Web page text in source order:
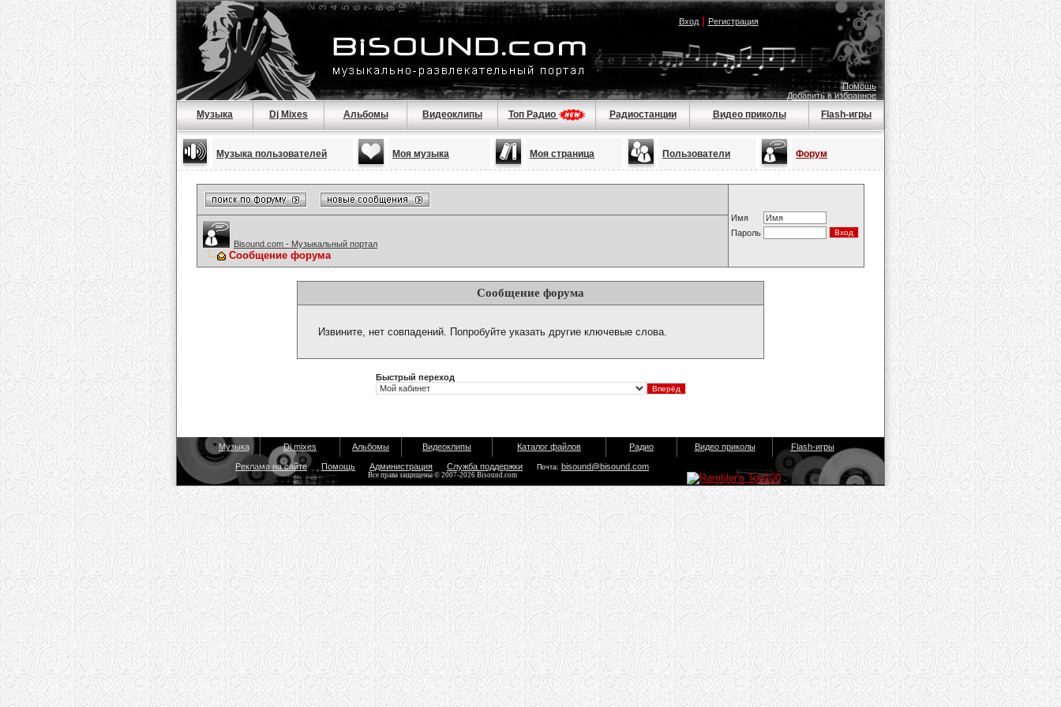
Вход| Регистрация
Помощь
Добавить в избранное
Музыка Dj Mixes Альбомы Видеоклипы Топ Радио Радиостанции Видео приколы Flash-игры
Музыка пользователей Моя музыка Моя страница Пользователи Форум
Имя
Пароль
Bisound.com - Музыкальный портал
Сообщение форума
Сообщение форума
Извините, нет совпадений. Попробуйте указать другие ключевые слова.
Быстрый переход
Музыка Dj mixes Альбомы Видеоклипы Каталог файлов Радио Видео приколы Flash-игры
Реклама на сайте Помощь Администрация Служба поддержки Почта: bisound@bisound.com
Все права защищены © 2007-2026 Bisound.com